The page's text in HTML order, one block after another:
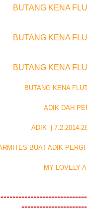
BUTANG KENA
BUTANG KENA
BUTANG KENA
BUTANG KENA
ADIK DAH
ADIK | 7.2.2014-
BUAT ADIK
MY LOVELY